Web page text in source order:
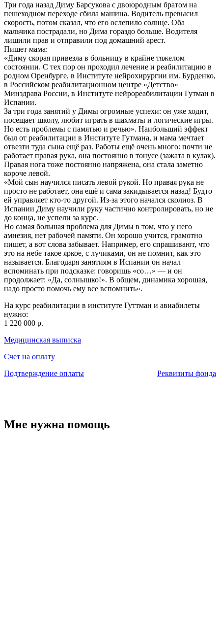
Три года назад Диму Барсукова с двоюродным братом на
пешеходном переходе сбила машина. Водитель превысил
скорость, потом сказал, что его ослепило солнце. Оба
мальчика пострадали, но Дима гораздо больше. Водителя
лишили прав и отправили под домашний арест.
Пишет мама:
«Диму скорая привезла в больницу в крайне тяжелом
состоянии. С тех пор он проходил лечение и реабилитацию в
родном Оренбурге, в Институте нейрохирургии им. Бурденко,
в Российском реабилитационном центре «Детство»
Минздрава России, в Институте нейрореабилитации Гутман в
Испании.
За три года занятий у Димы огромные успехи: он уже ходит,
посещает школу, любит играть в шахматы и логические игры.
Но есть проблемы с памятью и речью». Наибольший эффект
был от реабилитации в Институте Гутмана, и мама мечтает
отвезти туда сына ещё раз. Работы ещё очень много: почти не
работает правая рука, она постоянно в тонусе (зажата в кулак).
Правая нога тоже постоянно напряжена, она стала заметно
короче левой.
«Мой сын научился писать левой рукой. Но правая рука не
просто не работает, она ещё и сама закидывается назад! Будто
ей управляет кто-то другой. Из-за этого начался сколиоз. В
Испании Диму научили руку частично контролировать, но не
до конца, не успели за курс.
Но самая большая проблема для Димы в том, что у него
амнезия, нет рабочей памяти. Он хорошо учится, грамотно
пишет, а вот слова забывает. Например, его спрашивают, что
это на небе такое яркое, с лучиками, он не помнит, как это
называется. Благодаря занятиям в Испании он начал
вспоминать при подсказке: говоришь «со…» — и он
продолжает: «Да, солнышко!». В общем, динамика хорошая,
надо просто помочь ему все вспомнить».
На курс реабилитации в институте Гуттман и авиабилеты
нужно:
1 220 000 р.
Медицинская выписка
Счет на оплату
Подтверждение оплаты
Реквизиты фонда
Мне нужна помощь